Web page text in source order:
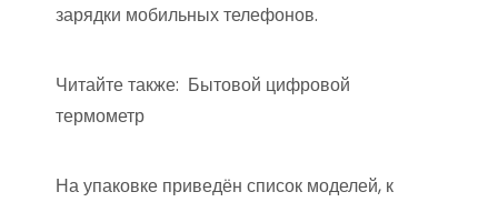
зарядки мобильных телефонов.
Читайте также: Бытовой цифровой
термометр
На упаковке приведён список моделей, к